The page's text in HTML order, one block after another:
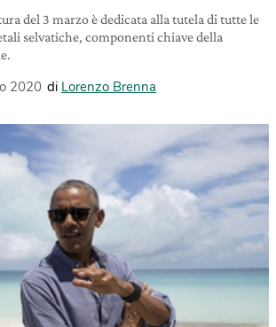
del 3 marzo è dedicata alla tutela di tutte le
selvatiche, componenti chiave della
2020 di Lorenzo Brenna